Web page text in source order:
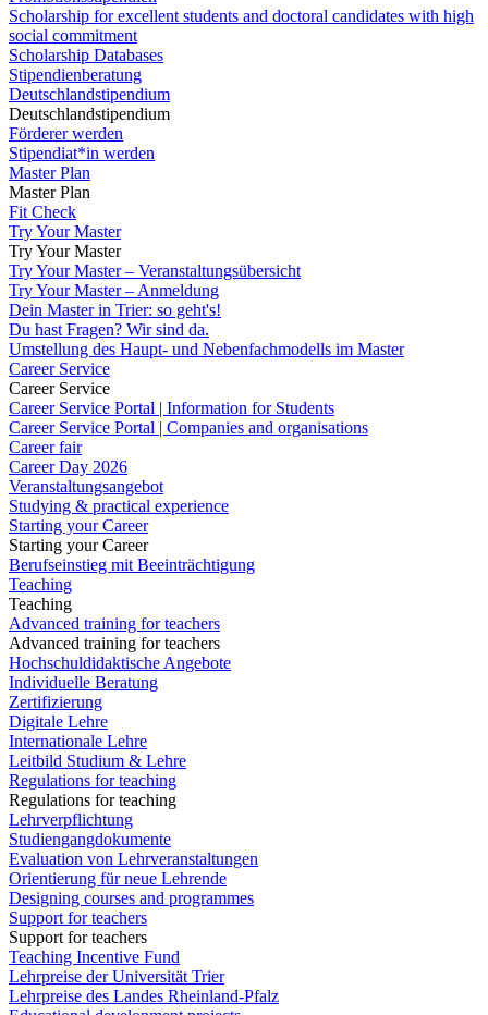
Scholarship for excellent students and doctoral candidates with high
social commitment
Scholarship Databases
Stipendienberatung
Deutschlandstipendium
Deutschlandstipendium
Förderer werden
Stipendiat*in werden
Master Plan
Master Plan
Fit Check
Try Your Master
Try Your Master
Try Your Master – Veranstaltungsübersicht
Try Your Master – Anmeldung
Dein Master in Trier: so geht's!
Du hast Fragen? Wir sind da.
Umstellung des Haupt- und Nebenfachmodells im Master
Career Service
Career Service
Career Service Portal | Information for Students
Career Service Portal | Companies and organisations
Career fair
Career Day 2026
Veranstaltungsangebot
Studying & practical experience
Starting your Career
Starting your Career
Berufseinstieg mit Beeinträchtigung
Teaching
Teaching
Advanced training for teachers
Advanced training for teachers
Hochschuldidaktische Angebote
Individuelle Beratung
Zertifizierung
Digitale Lehre
Internationale Lehre
Leitbild Studium & Lehre
Regulations for teaching
Regulations for teaching
Lehrverpflichtung
Studiengangdokumente
Evaluation von Lehrveranstaltungen
Orientierung für neue Lehrende
Designing courses and programmes
Support for teachers
Support for teachers
Teaching Incentive Fund
Lehrpreise der Universität Trier
Lehrpreise des Landes Rheinland-Pfalz